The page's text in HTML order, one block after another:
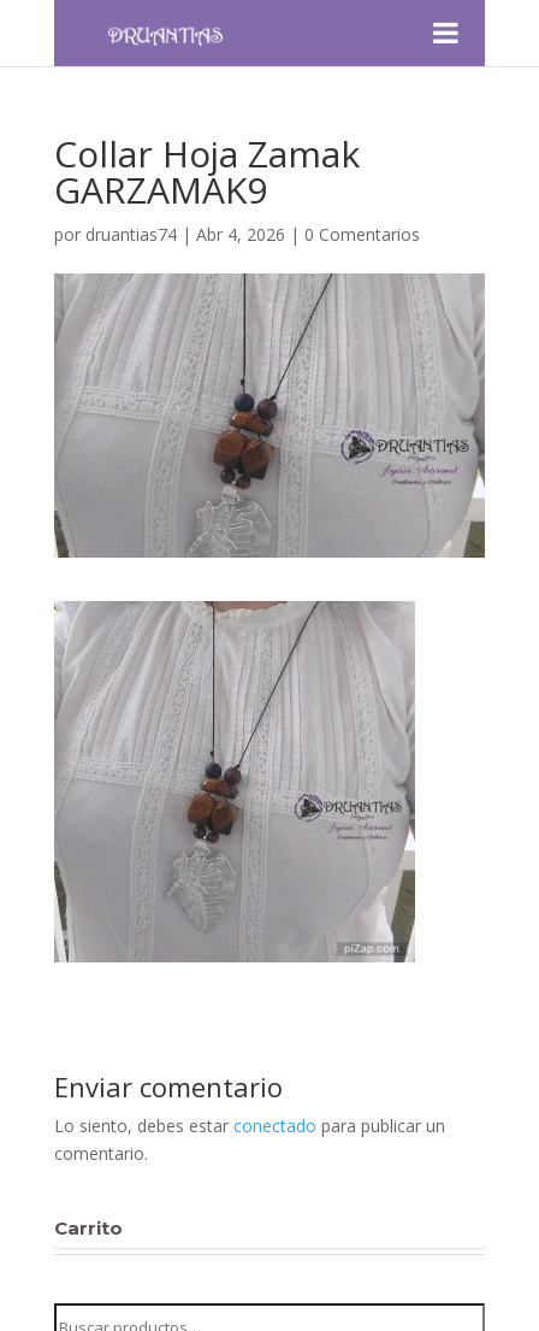
Collar Hoja Zamak
GARZAMAK9
por druantias74| Abr 4, 2026 | 0 Comentarios
Enviar comentario
Lo siento, debes estar conectado para publicar un
comentario.
Carrito